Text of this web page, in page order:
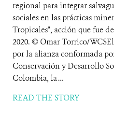
regional para integrar
sociales en las prácticas
Tropicales", acción que fue
2020. © Omar Torrico/
por la alianza conformada
Conservación y Desarrollo
Colombia, la ...
READ THE STORY